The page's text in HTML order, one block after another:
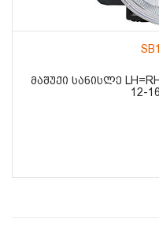
ᲛᲐᲨᲣᲥᲘ ᲡᲐᲜᲘᲡᲚᲔ
12-